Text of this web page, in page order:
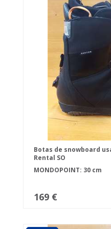
Botas de snowboard
Rental SO
MONDOPOINT: 30 cm
169 €